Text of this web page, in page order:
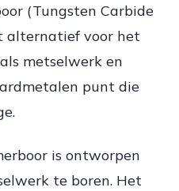
(Tungsten Carbide
alternatief voor het
metselwerk en
punt die
is ontworpen
te boren. Het